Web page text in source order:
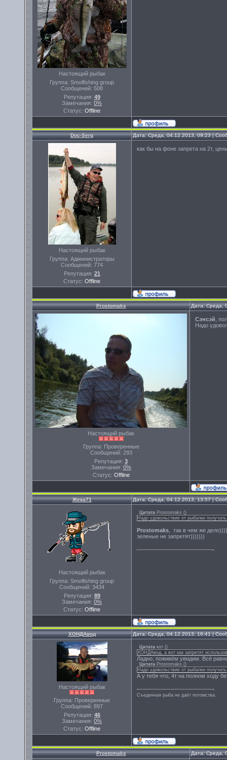
Настоящий рыбак
Группа: Smolfishing group
Сообщений: 508
Репутация: 49
Замечания: 0%
Статус: Offline
Doc-Serg Дата: Среда, 04.12.2013, 09:23 |
Настоящий рыбак
Группа: Администраторы
Сообщений: 774
Репутация: 21
Статус: Offline
как бы на фоне запрета на 2т,
Prostomaks Дата: Среда,
Настоящий рыбак
Группа: Проверенные
Сообщений: 293
Репутация: 3
Замечания: 0%
Статус: Offline
Сэнсэй ,
Надо
Жека71 Дата: Среда, 04.12.2013, 13:57 |
Настоящий рыбак
Группа: Smolfishing group
Сообщений: 3434
Репутация: 89
Замечания: 0%
Статус: Offline
Цитата Prostomaks ()
Надо удовольствие от рыбалки
Prostomaks , так в чем же
зеленые не запретят)))))))
ХОНДАвод Дата: Среда, 04.12.2013, 16:41 |
Настоящий рыбак
Группа: Проверенные
Сообщений: 897
Репутация: 46
Замечания: 0%
Статус: Offline
Цитата кот ()
ХОНДАвод, а вот как запретят
Ладно, поживём увидим. Всё
Цитата Prostomaks ()
Надо удовольствие от рыбалки
А у тебя что, 4т на полном ходу
Съеденная рыба не даёт потомства.
Prostomaks Дата: Среда,